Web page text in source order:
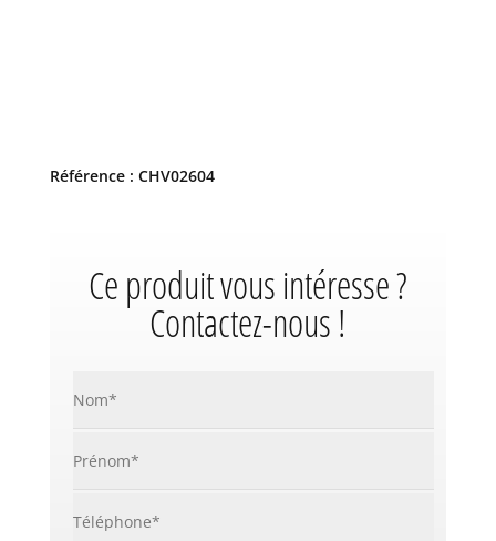
Référence : CHV02604
Ce produit vous intéresse ?
Contactez-nous !